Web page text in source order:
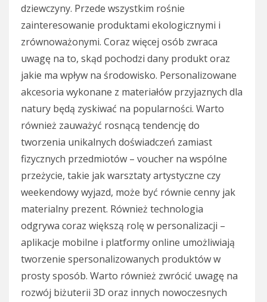
dziewczyny. Przede wszystkim rośnie
zainteresowanie produktami ekologicznymi i
zrównoważonymi. Coraz więcej osób zwraca
uwagę na to, skąd pochodzi dany produkt oraz
jakie ma wpływ na środowisko. Personalizowane
akcesoria wykonane z materiałów przyjaznych dla
natury będą zyskiwać na popularności. Warto
również zauważyć rosnącą tendencję do
tworzenia unikalnych doświadczeń zamiast
fizycznych przedmiotów – voucher na wspólne
przeżycie, takie jak warsztaty artystyczne czy
weekendowy wyjazd, może być równie cenny jak
materialny prezent. Również technologia
odgrywa coraz większą rolę w personalizacji –
aplikacje mobilne i platformy online umożliwiają
tworzenie spersonalizowanych produktów w
prosty sposób. Warto również zwrócić uwagę na
rozwój biżuterii 3D oraz innych nowoczesnych